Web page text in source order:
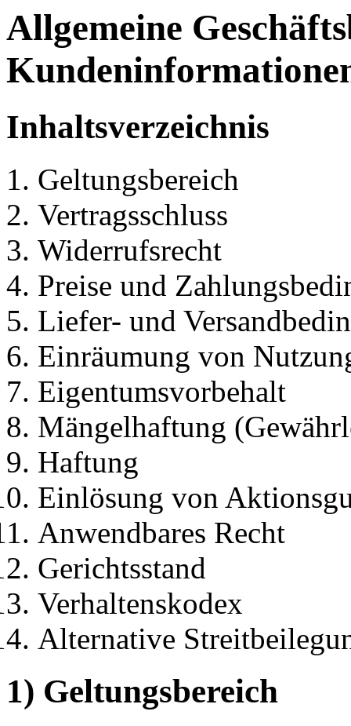
Allgemeine
Inhaltsverzeichnis
Geltungsbereich
Vertragsschluss
Widerrufsrecht
Preise und
Liefer- und
Einräumung von
Eigentumsvorbehalt
Mängelhaftung
Haftung
Einlösung von
Anwendbares Recht
Gerichtsstand
Verhaltenskodex
Alternative
1) Geltungsbereich